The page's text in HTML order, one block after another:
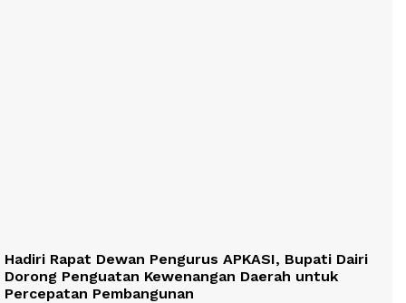
Hadiri Rapat Dewan Pengurus APKASI, Bupati Dairi
Dorong Penguatan Kewenangan Daerah untuk
Percepatan Pembangunan